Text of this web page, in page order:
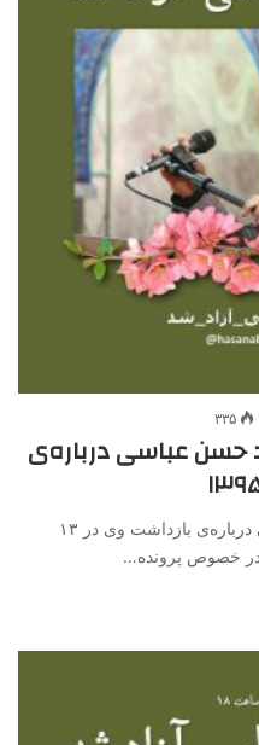
۳۳۵
عباسی درباره‌ی
نظر حقوقی وکلای استاد حسن عباسی درباره‌ی بازداشت وی در ۱۳